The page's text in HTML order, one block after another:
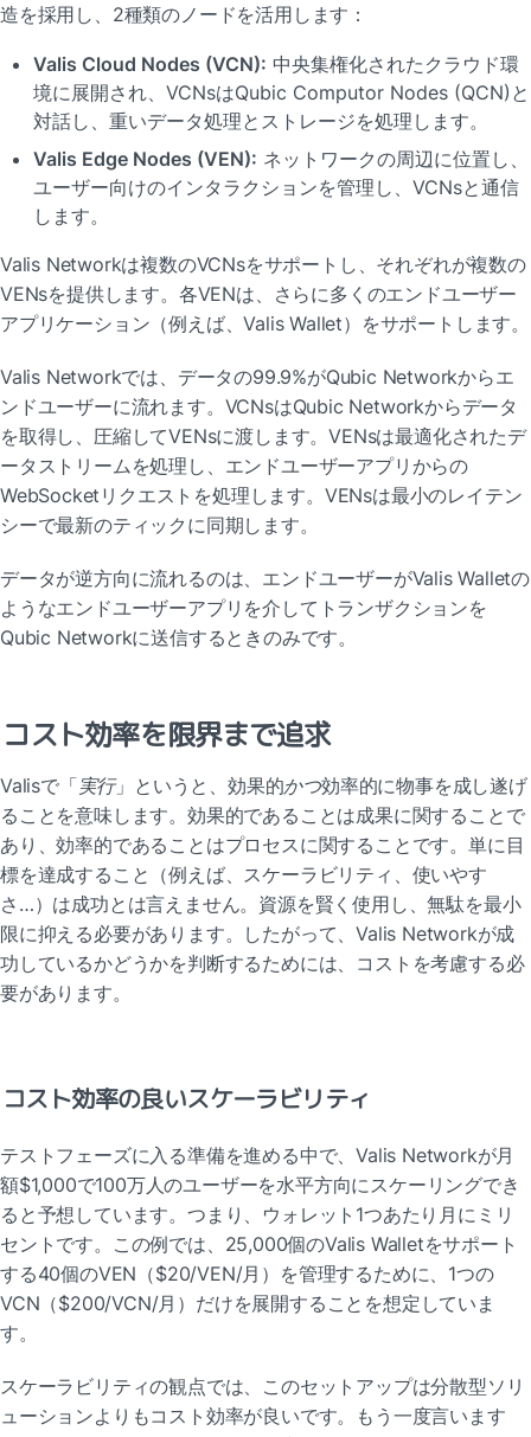
造を採用し、2種類のノードを活用します：
Valis Cloud Nodes (VCN): 中央集権化されたクラウド環
境に展開され、VCNsはQubic Computor Nodes (QCN)と
対話し、重いデータ処理とストレージを処理します。
Valis Edge Nodes (VEN): ネットワークの周辺に位置し、
ユーザー向けのインタラクションを管理し、VCNsと通信
します。
Valis Networkは複数のVCNsをサポートし、それぞれが複数の
VENsを提供します。各VENは、さらに多くのエンドユーザー
アプリケーション（例えば、Valis Wallet）をサポートします。
Valis Networkでは、データの99.9%がQubic Networkからエ
ンドユーザーに流れます。VCNsはQubic Networkからデータ
を取得し、圧縮してVENsに渡します。VENsは最適化されたデ
ータストリームを処理し、エンドユーザーアプリからの
WebSocketリクエストを処理します。VENsは最小のレイテン
シーで最新のティックに同期します。
データが逆方向に流れるのは、エンドユーザーがValis Walletの
ようなエンドユーザーアプリを介してトランザクションを
Qubic Networkに送信するときのみです。
コスト効率を限界まで追求
Valisで「実行」というと、効果的かつ効率的に物事を成し遂げ
ることを意味します。効果的であることは成果に関することで
あり、効率的であることはプロセスに関することです。単に目
標を達成すること（例えば、スケーラビリティ、使いやす
さ…）は成功とは言えません。資源を賢く使用し、無駄を最小
限に抑える必要があります。したがって、Valis Networkが成
功しているかどうかを判断するためには、コストを考慮する必
要があります。
コスト効率の良いスケーラビリティ
テストフェーズに入る準備を進める中で、Valis Networkが月
額$1,000で100万人のユーザーを水平方向にスケーリングでき
ると予想しています。つまり、ウォレット1つあたり月にミリ
セントです。この例では、25,000個のValis Walletをサポート
する40個のVEN（$20/VEN/月）を管理するために、1つの
VCN（$200/VCN/月）だけを展開することを想定していま
す。
スケーラビリティの観点では、このセットアップは分散型ソリ
ューションよりもコスト効率が良いです。もう一度言います